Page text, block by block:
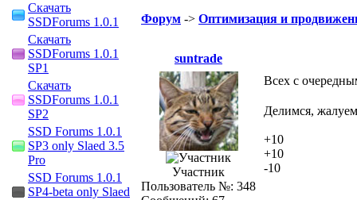
Скачать
SSDForums 1.0.1
Скачать
SSDForums 1.0.1
SP1
Скачать
SSDForums 1.0.1
SP2
SSD Forums 1.0.1
SP3 only Slaed 3.5
Pro
SSD Forums 1.0.1
SP4-beta only Slaed
Форум -> Оптимизация и
suntrade
Участник
Пользователь №: 348
Всех с
Делимся,
+10
+10
-10